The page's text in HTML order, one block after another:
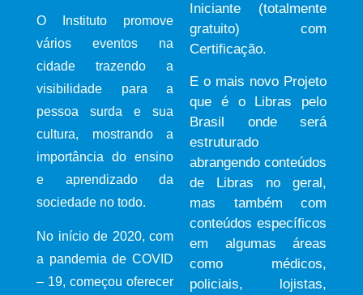
O Instituto promove
vários eventos na
cidade trazendo a
visibilidade para a
pessoa surda e sua
cultura, mostrando a
importância do ensino
e aprendizado da
sociedade no todo.
No início de 2020, com
a pandemia de COVID
– 19, começou oferecer
Iniciante (totalmente
gratuito) com
Certificação.
E o mais novo Projeto
que é o Libras pelo
Brasil onde será
estruturado
abrangendo conteúdos
de Libras no geral,
mas também com
conteúdos específicos
em algumas áreas
como médicos,
policiais, lojistas,